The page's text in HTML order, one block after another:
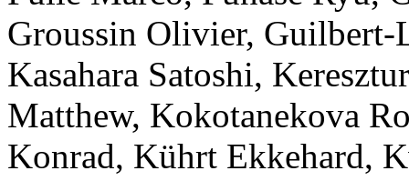
Groussin Olivier, Guilbert-
Kasahara Satoshi,
Matthew, Kokotanekova
Konrad, Kührt Ekkehard,